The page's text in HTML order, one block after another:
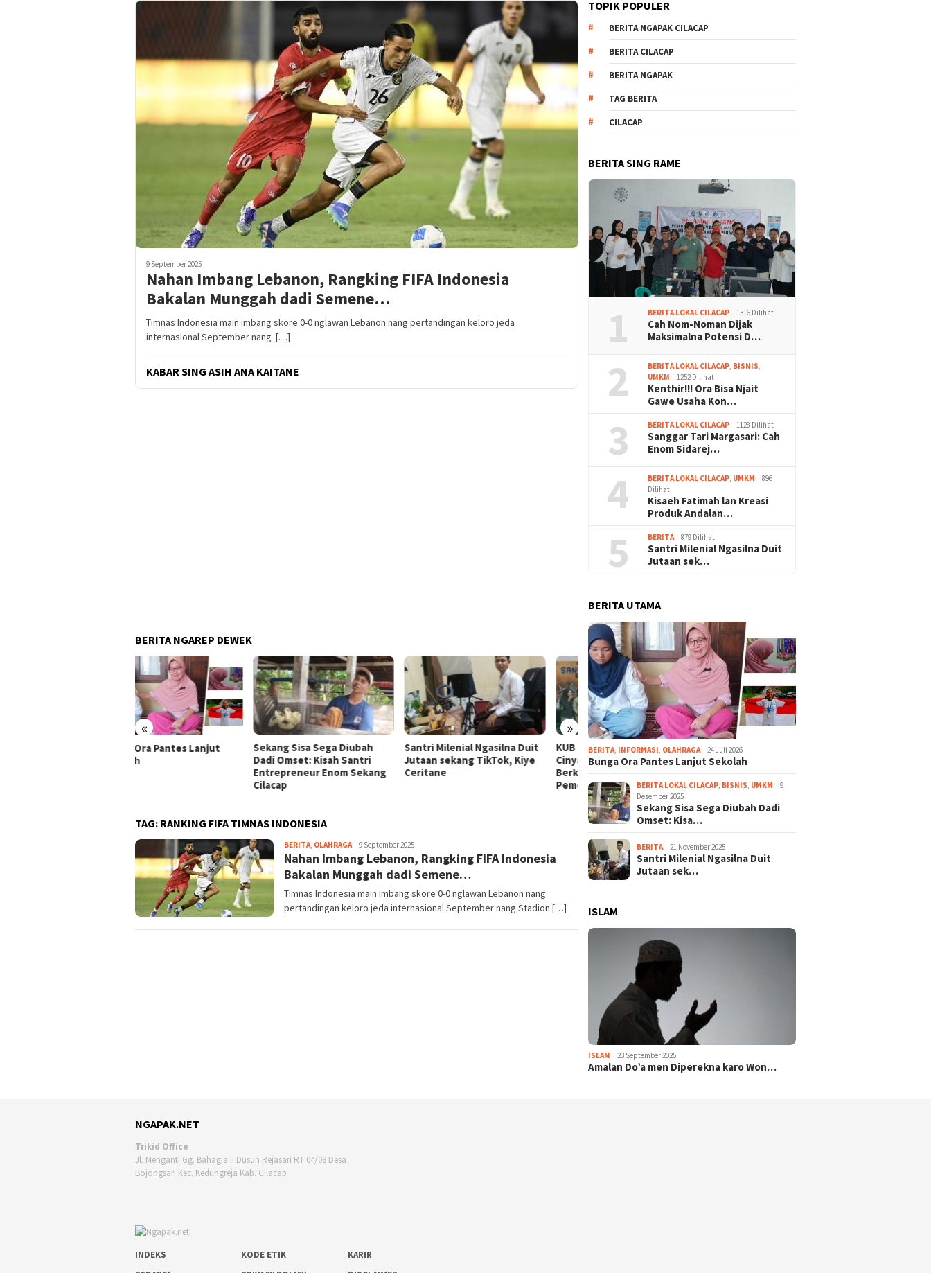
9 September 2025
Nahan Imbang Lebanon, Rangking FIFA Indonesia
Bakalan Munggah dadi Semene…
Timnas Indonesia main imbang skore 0-0 nglawan Lebanon nang pertandingan keloro jeda
internasional September nang […]
KABAR SING ASIH ANA KAITANE
BERITA NGAREP DEWEK
« »
Sekang Sisa Sega Diubah
Dadi Omset: Kisah Santri
Entrepreneur Enom Sekang
Santri Milenial Ngasilna Duit
Jutaan sekang TikTok, Kiye
Ceritane
KUB Kan Margasari karo
Cinyawang Ulih Bantuan
Berkat Sinergi Dewan Karo
Longsor Majenang: Imam
Krungu Suara ‘Bapak…
Bunga Ora Pantes Lanjut
Sekolah
TAG: RANKING FIFA TIMNAS INDONESIA
BERITA, OLAHRAGAR
Syarief
9 September 2025
Nahan Imbang Lebanon, Rangking FIFA Indonesia
Bakalan Munggah dadi Semene…
Timnas Indonesia main imbang skore 0-0 nglawan Lebanon nang
pertandingan keloro jeda internasional September nang Stadion […]
TOPIK POPULER
BERITA NGAPAK CILACAP
BERITA CILACAP
BERITA NGAPAK
TAG BERITA
CILACAP
BERITA SING RAME
1 BERITA LOKAL CILACAP 1316 Dilihat
Cah Nom-Noman Dijak
Maksimalna Potensi D…
2 BERITA LOKAL CILACAP BISNIS
UMKM
1252 Dilihat
Kenthir!!! Ora Bisa Njait
Gawe Usaha Kon…
3 BERITA LOKAL CILACAP 1128 Dilihat
Sanggar Tari Margasari: Cah
Enom Sidarej…
4 BERITA LOKAL CILACAP UMKM
896
Dilihat
Kisaeh Fatimah lan Kreasi
Produk Andalan…
5 BERITA 879 Dilihat
Santri Milenial Ngasilna Duit
Jutaan sek…
BERITA UTAMA
BERITA INFORMASI OLAHRAGA 24 Juli 2026
Bunga Ora Pantes Lanjut Sekolah
BERITA LOKAL CILACAP BISNIS UMKM
9
Desember 2025
Sekang Sisa Sega Diubah Dadi
Omset: Kisa…
BERITA 21 November 2025
Santri Milenial Ngasilna Duit
Jutaan sek…
ISLAM
ISLAM 23 September 2025
Amalan Do’a men Diperekna karo Won…
NGAPAK.NET
Trikid Office
Jl. Menganti Gg. Bahagia II Dusun Rejasari RT 04/08 Desa
Bojongsari Kec. Kedungreja Kab. Cilacap
INDEKS KODE ETIK
KARIR